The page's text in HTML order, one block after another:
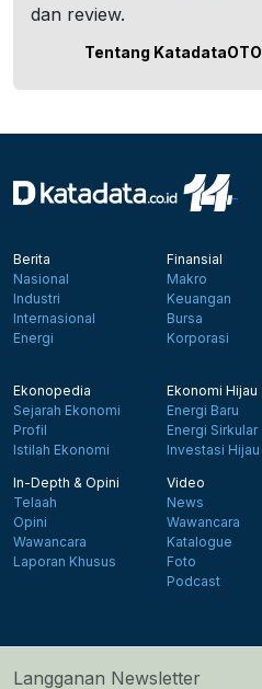
dan review.
Tentang KatadataOTO
Berita
Nasional
Industri
Internasional
Energi
Finansial
Makro
Keuangan
Bursa
Korporasi
Ekonopedia
Sejarah Ekonomi
Profil
Istilah Ekonomi
Ekonomi Hijau
Energi Baru
Energi Sirkular
Investasi Hijau
In-Depth & Opini
Telaah
Opini
Wawancara
Laporan Khusus
Video
News
Wawancara
Katalogue
Foto
Podcast
Langganan Newsletter